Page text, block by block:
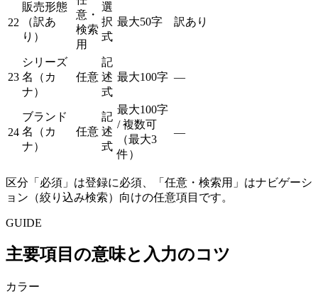
22
販売形態
（訳あ
り）
意・
検索
用
選
択
式
最大50字 訳あり
23
シリーズ
名（カ
ナ）
任意
記
述
式
最大100字 —
24
ブランド
名（カ
ナ）
任意
記
述
式
最大100字
/ 複数可
（最大3
件）
—
区分「必須」は登録に必須、「任意・検索用」はナビゲーシ
ョン（絞り込み検索）向けの任意項目です。
GUIDE
主要項目の意味と入力のコツ
カラー